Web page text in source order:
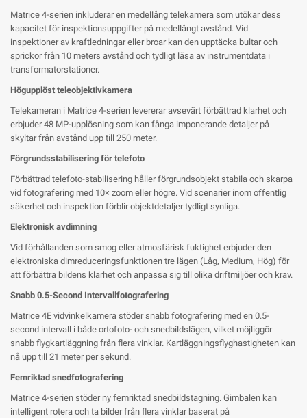
Matrice 4-serien inkluderar en medellång telekamera som utökar dess
kapacitet för inspektionsuppgifter på medellångt avstånd. Vid
inspektioner av kraftledningar eller broar kan den upptäcka bultar och
sprickor från 10 meters avstånd och tydligt läsa av instrumentdata i
transformatorstationer.
Högupplöst teleobjektivkamera
Telekameran i Matrice 4-serien levererar avsevärt förbättrad klarhet och
erbjuder 48 MP-upplösning som kan fånga imponerande detaljer på
skyltar från avstånd upp till 250 meter.
Förgrundsstabilisering för telefoto
Förbättrad telefoto-stabilisering håller förgrundsobjekt stabila och skarpa
vid fotografering med 10× zoom eller högre. Vid scenarier inom offentlig
säkerhet och inspektion förblir objektdetaljer tydligt synliga.
Elektronisk avdimning
Vid förhållanden som smog eller atmosfärisk fuktighet erbjuder den
elektroniska dimreduceringsfunktionen tre lägen (Låg, Medium, Hög) för
att förbättra bildens klarhet och anpassa sig till olika driftmiljöer och krav.
Snabb 0.5-Second Intervallfotografering
Matrice 4E vidvinkelkamera stöder snabb fotografering med en 0.5-
second intervall i både ortofoto- och snedbildslägen, vilket möjliggör
snabb flygkartläggning från flera vinklar. Kartläggningsflyghastigheten kan
nå upp till 21 meter per sekund.
Femriktad snedfotografering
Matrice 4-serien stöder ny femriktad snedbildstagning. Gimbalen kan
intelligent rotera och ta bilder från flera vinklar baserat på